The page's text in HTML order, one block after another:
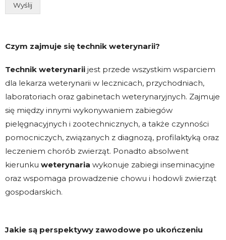
Wyślij
Czym zajmuje się technik weterynarii?
Technik weterynarii jest przede wszystkim wsparciem
dla lekarza weterynarii w lecznicach, przychodniach,
laboratoriach oraz gabinetach weterynaryjnych. Zajmuje
się między innymi wykonywaniem zabiegów
pielęgnacyjnych i zootechnicznych, a także czynności
pomocniczych, związanych z diagnozą, profilaktyką oraz
leczeniem chorób zwierząt. Ponadto absolwent
kierunku weterynaria wykonuje zabiegi inseminacyjne
oraz wspomaga prowadzenie chowu i hodowli zwierząt
gospodarskich.
Jakie są perspektywy zawodowe po ukończeniu